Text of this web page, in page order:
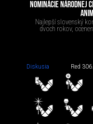
NOMINÁCIE NÁRODNEJ
Najlepší slovenský
dvoch rokov,
Diskusia Red 3